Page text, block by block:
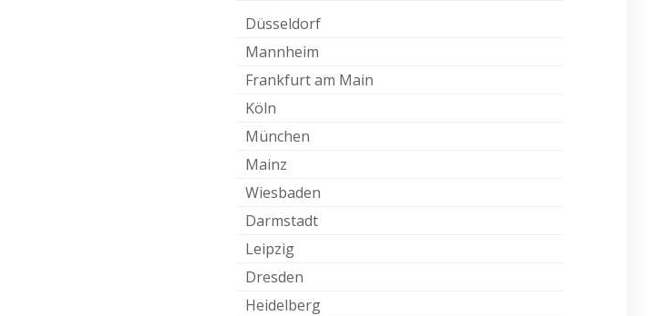
Düsseldorf
Mannheim
Frankfurt am Main
Köln
München
Mainz
Wiesbaden
Darmstadt
Leipzig
Dresden
Heidelberg